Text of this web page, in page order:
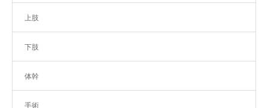
上肢
下肢
体幹
手術